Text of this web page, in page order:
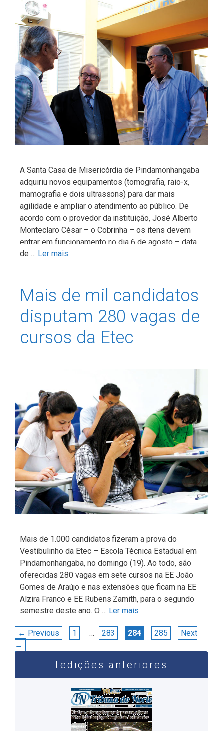
A Santa Casa de Misericórdia de Pindamonhangaba
adquiriu novos equipamentos (tomografia, raio-x,
mamografia e dois ultrassons) para dar mais
agilidade e ampliar o atendimento ao público. De
acordo com o provedor da instituição, José Alberto
Monteclaro César – o Cobrinha – os itens devem
entrar em funcionamento no dia 6 de agosto – data
de … Ler mais
Mais de mil candidatos
disputam 280 vagas de
cursos da Etec
Mais de 1.000 candidatos fizeram a prova do
Vestibulinho da Etec – Escola Técnica Estadual em
Pindamonhangaba, no domingo (19). Ao todo, são
oferecidas 280 vagas em sete cursos na EE João
Gomes de Araújo e nas extensões que ficam na EE
Alzira Franco e EE Rubens Zamith, para o segundo
semestre deste ano. O … Ler mais
Navegação
de
post
← Previous Page
1 … Page
283 Page
284 Page
285
Next
→
edições anteriores